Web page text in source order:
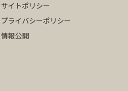
サイトポリシー
プライバシーポリシー
情報公開